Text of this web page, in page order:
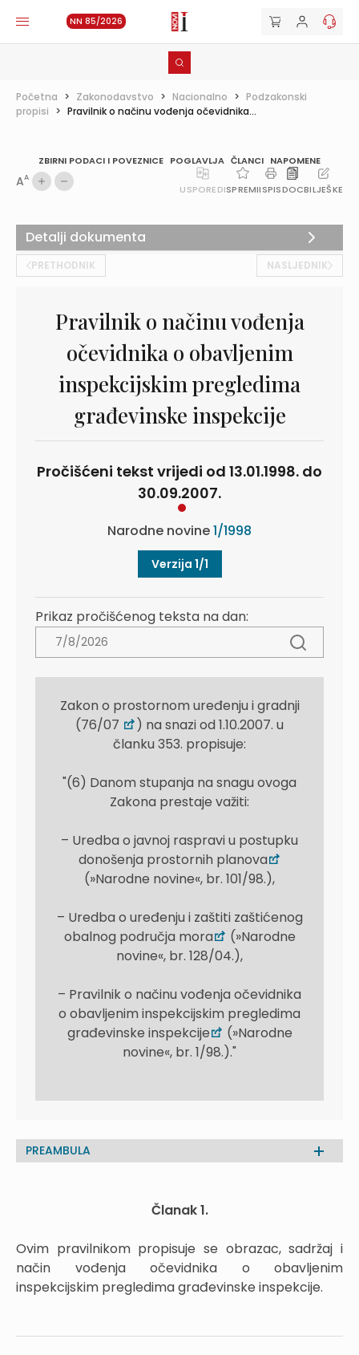
NN 85/2026
Početna > Zakonodavstvo > Nacionalno > Podzakonski
propisi > Pravilnik o načinu vođenja očevidnika...
ZBIRNI PODACI I POVEZNICE POGLAVLJA ČLANCI NAPOMENE
AA
USPOREDISPREMIISPISDOCBILJEŠKE
PRETHODNIK NASLJEDNIK
Pravilnik o načinu vođenja
očevidnika o obavljenim
inspekcijskim pregledima
građevinske inspekcije
Pročišćeni tekst vrijedi od 13.01.1998. do
30.09.2007.
Narodne novine1/1998
Verzija 1/1
Prikaz pročišćenog teksta na dan:
Zakon o prostornom uređenju i gradnji
(76/07
) na snazi od 1.10.2007. u
članku 353. propisuje:
"(6) Danom stupanja na snagu ovoga
Zakona prestaje važiti:
– Uredba o javnoj raspravi u postupku
donošenja prostornih planova
(»Narodne novine«, br. 101/98.),
– Uredba o uređenju i zaštiti zaštićenog
obalnog područja mora
(»Narodne
novine«, br. 128/04.),
– Pravilnik o načinu vođenja očevidnika
o obavljenim inspekcijskim pregledima
građevinske inspekcije
(»Narodne
novine«, br. 1/98.)."
PREAMBULA
Članak 1.
Ovim pravilnikom propisuje se obrazac, sadržaj i
način vođenja očevidnika o obavljenim
inspekcijskim pregledima građevinske inspekcije.
Detalji dokumenta